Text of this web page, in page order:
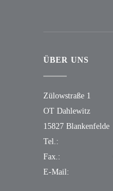
ÜBER UNS
Zülowstraße 1
OT Dahlewitz
15827 Blankenfelde
Tel.:
Fax.:
E-Mail: